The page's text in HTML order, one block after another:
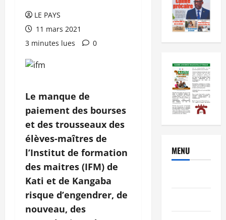
LE PAYS
11 mars 2021
3 minutes lues
0
Le manque de
paiement des bourses
et des trousseaux des
élèves-maîtres de
l’Institut de formation
des maitres (IFM) de
Kati et de Kangaba
risque d’engendrer, de
nouveau, des
MENU